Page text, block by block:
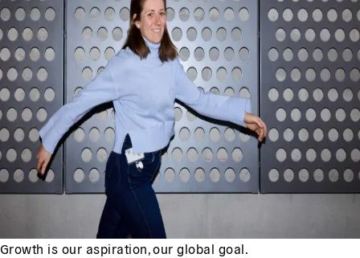
Growth is our aspiration, our global goal.